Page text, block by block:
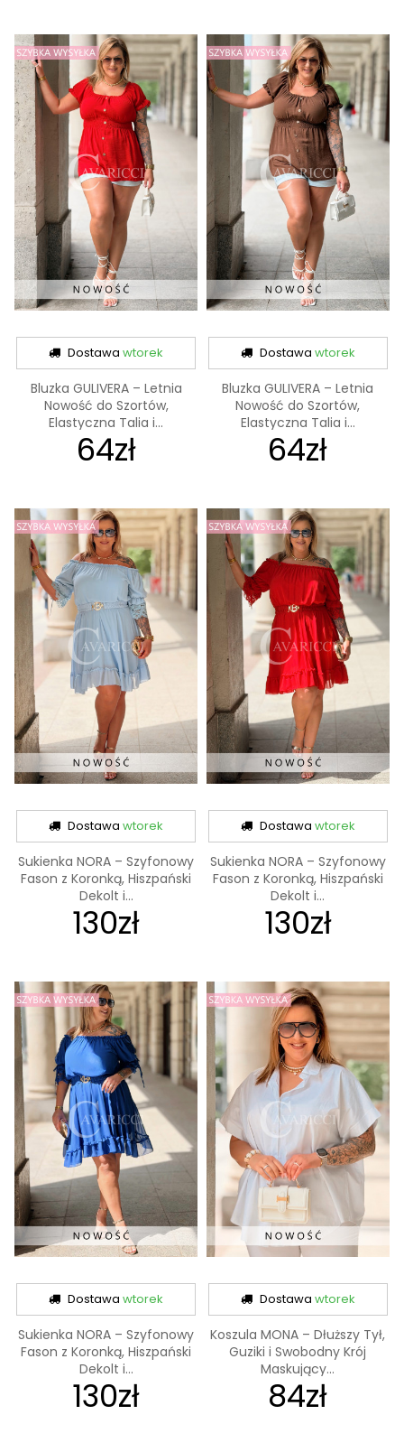
Dostawawtorek
Bluzka GULIVERA – Letnia
Nowość do Szortów,
Elastyczna Talia i...
64zł
Dostawa wtorek
Bluzka GULIVERA – Letnia
Nowość do Szortów,
Elastyczna Talia i...
64zł
Dostawawtorek
Sukienka NORA – Szyfonowy
Fason z Koronką, Hiszpański
Dekolt i...
130zł
Dostawa wtorek
Sukienka NORA – Szyfonowy
Fason z Koronką, Hiszpański
Dekolt i...
130zł
Dostawawtorek
Sukienka NORA – Szyfonowy
Fason z Koronką, Hiszpański
Dekolt i...
130zł
Dostawa wtorek
Koszula MONA – Dłuższy Tył,
Guziki i Swobodny Krój
Maskujący...
84zł